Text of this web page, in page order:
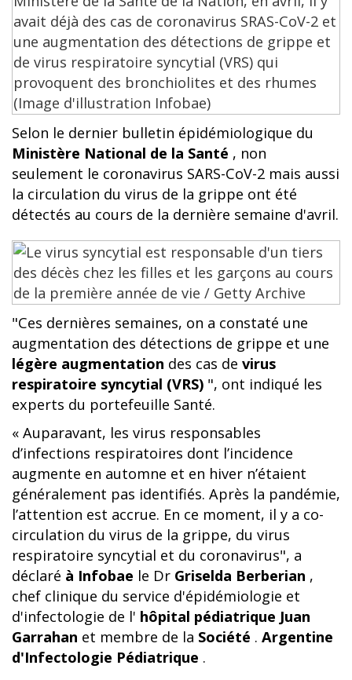
Selon le dernier bulletin épidémiologique du
Ministère National de la Santé , non
seulement le coronavirus SARS-CoV-2 mais aussi
la circulation du virus de la grippe ont été
détectés au cours de la dernière semaine d'avril.
"Ces dernières semaines, on a constaté une
augmentation des détections de grippe et une
légère augmentation des cas de virus
respiratoire syncytial (VRS) ", ont indiqué les
experts du portefeuille Santé.
« Auparavant, les virus responsables
d’infections respiratoires dont l’incidence
augmente en automne et en hiver n’étaient
généralement pas identifiés. Après la pandémie,
l’attention est accrue. En ce moment, il y a co-
circulation du virus de la grippe, du virus
respiratoire syncytial et du coronavirus", a
déclaré à Infobae le Dr Griselda Berberian ,
chef clinique du service d'épidémiologie et
d'infectologie de l' hôpital pédiatrique Juan
Garrahan et membre de la Société . Argentine
d'Infectologie Pédiatrique .